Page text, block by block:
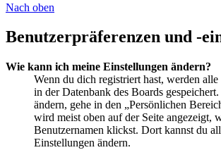
Nach oben
Benutzerpräferenzen und -
Wie kann ich meine Einstellungen ändern?
Wenn du dich registriert hast, werden
in der Datenbank des Boards
ändern, gehe in den „Persönlichen
wird meist oben auf der Seite angezeigt,
Benutzernamen klickst. Dort kannst du
Einstellungen ändern.